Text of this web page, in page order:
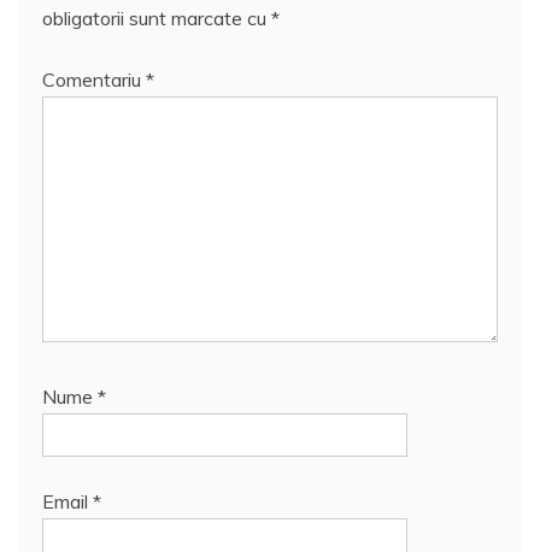
obligatorii sunt marcate cu *
Comentariu *
Nume *
Email *